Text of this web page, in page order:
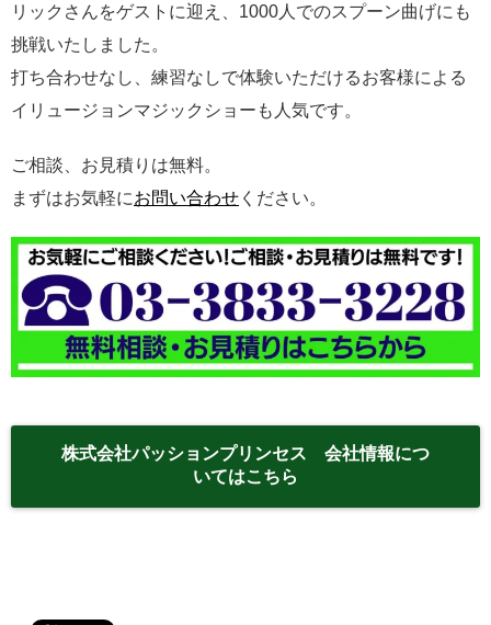
リックさんをゲストに迎え、1000人でのスプーン曲げにも
挑戦いたしました。
打ち合わせなし、練習なしで体験いただけるお客様による
イリュージョンマジックショーも人気です。
ご相談、お見積りは無料。
まずはお気軽にお問い合わせ ください。
株式会社パッションプリンセス 会社情報につ
いてはこちら